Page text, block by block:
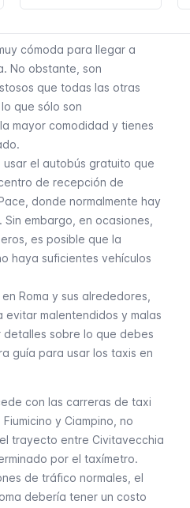
cómoda para llegar a
No obstante, son
que todas las otras
que sólo son
mayor comodidad y tienes
el autobús gratuito que
de recepción de
donde normalmente hay
embargo, en ocasiones,
es posible que la
haya suficientes vehículos
Roma y sus alrededores,
malentendidos y malas
sobre lo que debes
guía para usar los taxis en
con las carreras de taxi
Fiumicino y Ciampino , no
trayecto entre Civitavecchia
por el taxímetro.
de tráfico normales, el
debería tener un costo